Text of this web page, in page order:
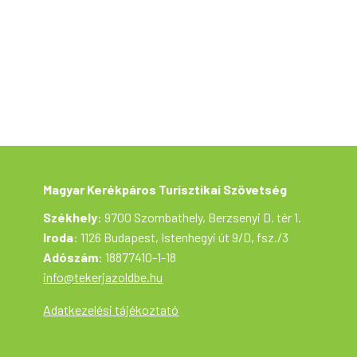
Magyar Kerékpáros Turisztikai Szövetség
Székhely: 9700 Szombathely, Berzsenyi D. tér 1.
Iroda: 1126 Budapest, Istenhegyi út 9/D, fsz./3
Adószám: 18877410-1-18
info@tekerjazoldbe.hu
Adatkezelési tájékoztató